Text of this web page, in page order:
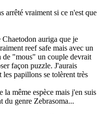
arrêté vraiment si ce n'est que
Chaetodon auriga que je
reef safe mais avec un
de "mous" un couple devrait
façon puzzle. J'aurais
papillons se tolèrent très
même espèce mais j'en suis
du genre Zebrasoma...